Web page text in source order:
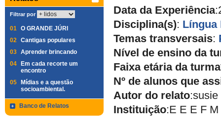
Filtrar por
01 O GRANDE JÚRI
02 Cantigas populares
03 Aprender brincando
04
Em cada recorte um
encontro
05
Mídias e a questão
socioambiental.
Banco de Relatos
Data da Experiência:
Disciplina(s): Língua
Temas transversais:
Nível de ensino da
Faixa etária da
Nº de alunos que
Autor do relato:susie
Instituição:E E E F